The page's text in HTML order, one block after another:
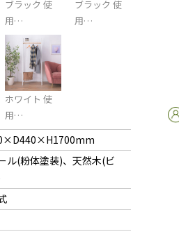
ブラック 使
用…
ブラック 使
用…
ホワイト 使
用…
ル(粉体塗装)、天然木(ビ